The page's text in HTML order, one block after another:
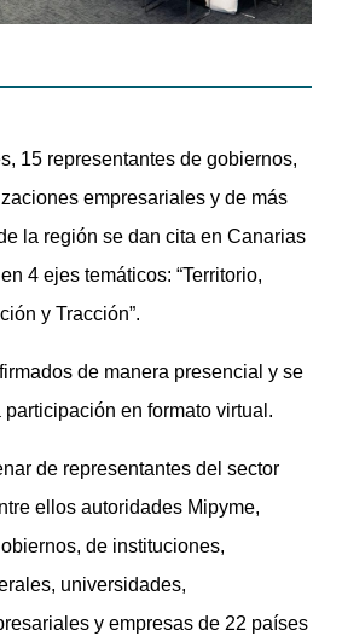
15 representantes de gobiernos,
empresariales y de más
la región se dan cita en Canarias
4 ejes temáticos: “Territorio,
y Tracción”.
de manera presencial y se
en formato virtual.
de representantes del sector
ellos autoridades Mipyme,
de instituciones,
universidades,
y empresas de 22 países